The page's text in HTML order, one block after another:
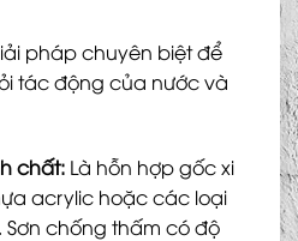
pháp chuyên biệt để
tác động của nước và
chất:Là hỗn hợp gốc xi
acrylic hoặc các loại
chống thấm có độ